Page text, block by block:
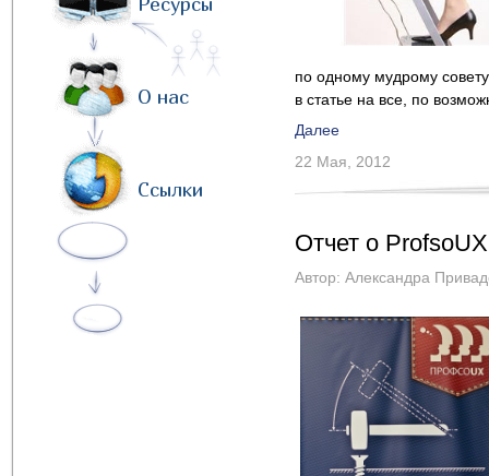
О нас
Ссылки
по одному мудрому
в статье на все, по
Далее
22 Мая, 2012
Отчет о
Автор: Александра